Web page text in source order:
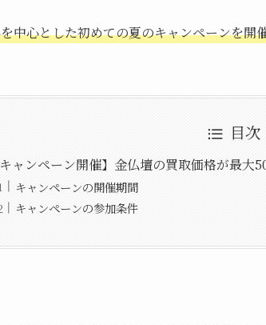
中心とした初めての夏のキャンペーンを開
目次
キャンペーン開催】金仏壇の買取価格が最大
キャンペーンの開催期間
キャンペーンの参加条件